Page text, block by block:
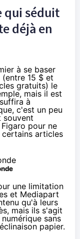
qui séduit
déjà en
à se baser
(entre 15 $ et
gratuits) le
mais il est
à
c'est un peu
souvent
pour ne
certains articles
une limitation
et Mediapart
qu'à leurs
mais ils s'agit
sans
papier.